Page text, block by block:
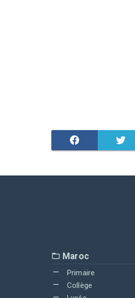
Maroc
Primaire
Collège